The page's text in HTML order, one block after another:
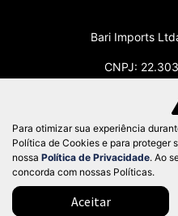
Bari Imports
CNPJ:
Desacelere. Seu
vida.
Desenvolvido pela
Para otimizar sua experiência
Política de Cookies e para proteger
nossa Política de Privacidade. Ao
concorda com nossas Políticas.
Aceitar